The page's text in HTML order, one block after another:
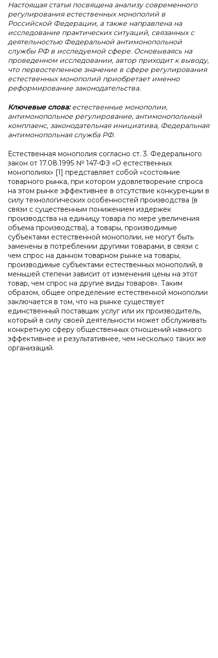
Настоящая статья посвящена анализу современного
регулирования естественных монополий в
Российской Федерации, а также направлена на
исследование практических ситуаций, связанных с
деятельностью Федеральной антимонопольной
службы РФ в исследуемой сфере. Основываясь на
проведенном исследовании, автор приходит к выводу,
что первостепенное значение в сфере регулирования
естественных монополий приобретает именно
реформирование законодательства.
Ключевые слова:естественные монополии,
антимонопольное регулирование, антимонопольный
комплаенс, законодательная инициатива, Федеральная
антимонопольная служба РФ.
Естественная монополия согласно ст. 3. Федерального
закон от 17.08.1995 № 147-ФЗ «О естественных
монополиях» [1] представляет собой «состояние
товарного рынка, при котором удовлетворение спроса
на этом рынке эффективнее в отсутствие конкуренции в
силу технологических особенностей производства (в
связи с существенным понижением издержек
производства на единицу товара по мере увеличения
объема производства), а товары, производимые
субъектами естественной монополии, не могут быть
заменены в потреблении другими товарами, в связи с
чем спрос на данном товарном рынке на товары,
производимые субъектами естественных монополий, в
меньшей степени зависит от изменения цены на этот
товар, чем спрос на другие виды товаров». Таким
образом, общее определение естественной монополии
заключается в том, что на рынке существует
единственный поставщик услуг или их производитель,
который в силу своей деятельности может обслуживать
конкретную сферу общественных отношений намного
эффективнее и результативнее, чем несколько таких же
организаций.